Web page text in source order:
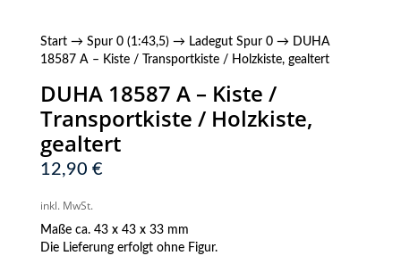
Start→ Spur 0 (1:43,5)→ Ladegut Spur 0→ DUHA
18587 A – Kiste / Transportkiste / Holzkiste, gealtert
DUHA 18587 A – Kiste /
Transportkiste / Holzkiste,
gealtert
12,90 €
inkl. MwSt.
Maße ca. 43 x 43 x 33 mm
Die Lieferung erfolgt ohne Figur.